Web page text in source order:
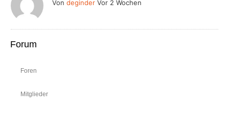
Vondeginder Vor 2 Wochen
Forum
Foren
Mitglieder